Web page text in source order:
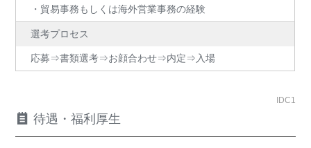
・貿易事務もしくは海外営業事務の経験
選考プロセス
応募⇒書類選考⇒お顔合わせ⇒内定⇒入場
IDC1
待遇・福利厚生